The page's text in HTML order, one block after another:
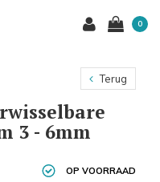
0
Terug
3 - 6mm
OP VOORRAAD